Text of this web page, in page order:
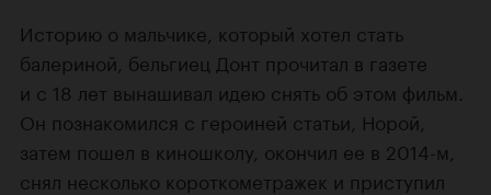
Историю о мальчике, который хотел стать
балериной, бельгиец Донт прочитал в газете
и с 18 лет вынашивал идею снять об этом фильм.
Он познакомился с героиней статьи, Норой,
затем пошел в киношколу, окончил ее в 2014-м,
снял несколько короткометражек и приступил